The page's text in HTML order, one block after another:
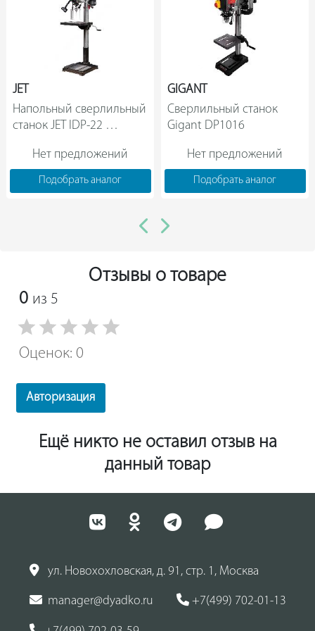
для надежной фиксации заготовки в процессе
обработки. Комплектующие агрегата отвечают всем
требованиям высокого качества. Модель не нуждается
в частом и сложном техническом обслуживании.
JET
Напольный сверлильный
станок JET IDP-22
400 В)
Нет предложений
Подобрать аналог
GIGANT
Сверлильный станок
Нет предложений
Подобрать аналог
Отзывы о товаре
0 из 5
Оценок: 0
Авторизация
Ещё никто не оставил отзыв на
данный товар
ул. Новохохловская, д. 91, стр. 1, Москва
manager@dyadko.ru +7(499) 702-01-13